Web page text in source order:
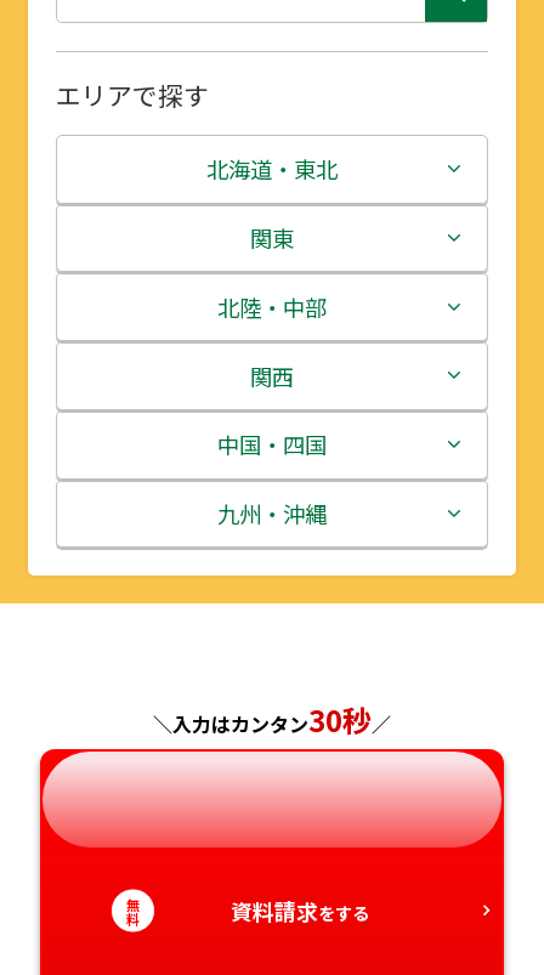
エリアで探す
北海道・東北
北海道
青森県
岩手県
宮城県
秋田県
山形県
関東
茨城県
栃木県
群馬県
埼玉県
千葉県
神奈川県
北陸・中部
新潟県
富山県
石川県
福井県
長野県
岐阜県
静岡県
愛知県
関西
三重県
滋賀県
京都府
兵庫県
奈良県
和歌山県
中国・四国
鳥取県
島根県
広島県
山口県
徳島県
香川県
九州・沖縄
福岡県
長崎県
熊本県
大分県
宮崎県
＼入力はカンタン30秒／
無
料 資料請求をする